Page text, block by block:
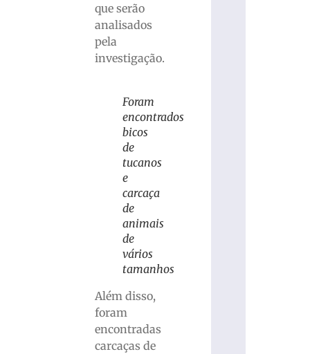
que serão
analisados
pela
investigação.
Foram
encontrados
bicos
de
tucanos
e
carcaça
de
animais
de
vários
tamanhos
Além disso,
foram
encontradas
carcaças de